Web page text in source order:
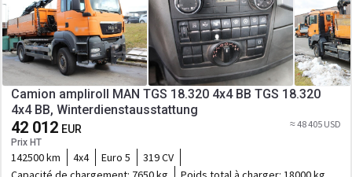
Camion ampliroll MAN TGS 18.320 4x4 BB TGS 18.320
4x4 BB, Winterdienstausstattung
42 012 EUR
Prix HT
≈ 48 405 USD
142500 km 4x4 Euro 5
319 CV